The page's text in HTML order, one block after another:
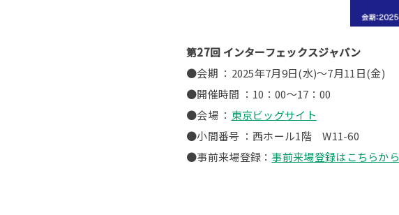
第27回 インターフェックスジャパン
●会期 ：2025年7月9日(水)～7月11日(金)
●開催時間 ：10：00〜17：00
●会場 ： 東京ビッグサイト
●小間番号 ：西ホール1階 W11-60
●事前来場登録：事前来場登録はこちらから